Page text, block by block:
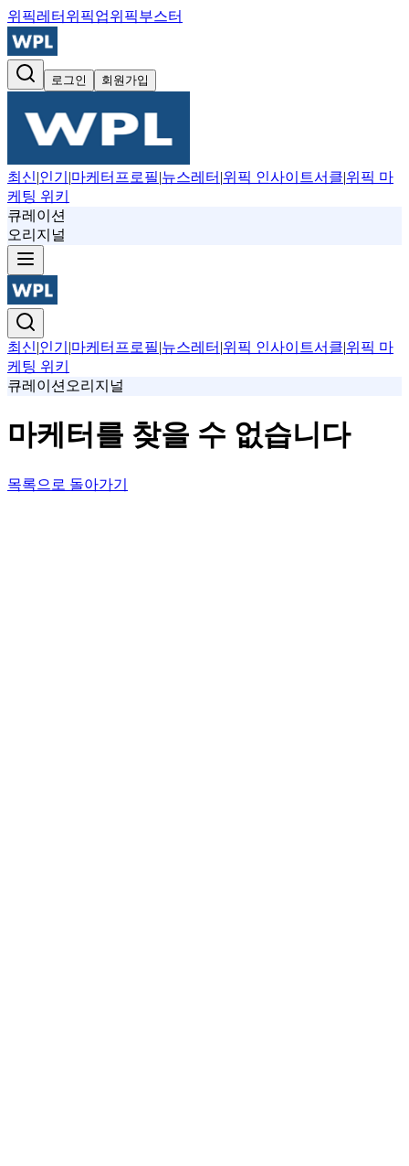
위픽레터 위픽업위픽부스터
로그인 회원가입
최신|인기 |마케터프로필|뉴스레터 |위픽 인사이트서클|위픽 마
케팅 위키
큐레이션
오리지널
최신|인기 |마케터프로필|뉴스레터 |위픽 인사이트서클|위픽 마
케팅 위키
큐레이션 오리지널
마케터를 찾을 수 없습니다
목록으로 돌아가기